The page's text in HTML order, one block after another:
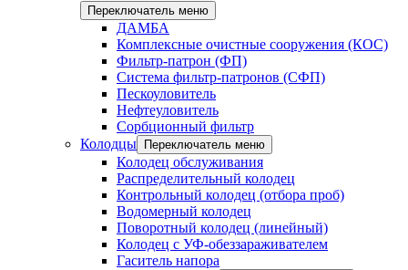
Переключатель меню
ДАМБА
Комплексные очистные сооружения (КОС)
Фильтр-патрон (ФП)
Система фильтр-патронов (СФП)
Пескоуловитель
Нефтеуловитель
Сорбционный фильтр
Колодцы
Переключатель меню
Колодец обслуживания
Распределительный колодец
Контрольный колодец (отбора проб)
Водомерный колодец
Поворотный колодец (линейный)
Колодец с УФ-обеззараживателем
Гаситель напора